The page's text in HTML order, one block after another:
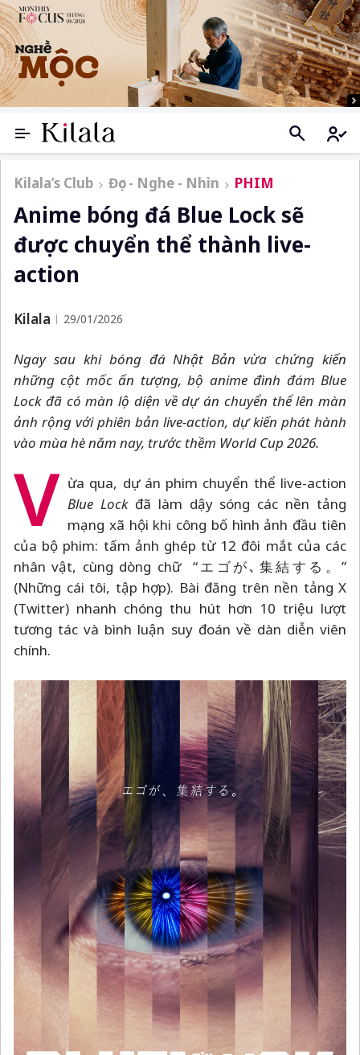
Kilala’s Club Đọc - Nghe - Nhìn PHIM
Anime bóng đá Blue Lock sẽ
được chuyển thể thành live-
action
Kilala 29/01/2026
Ngay sau khi bóng đá Nhật Bản vừa chứng kiến
những cột mốc ấn tượng, bộ anime đình đám Blue
Lock đã có màn lộ diện về dự án chuyển thể lên màn
ảnh rộng với phiên bản live-action, dự kiến phát hành
vào mùa hè năm nay, trước thềm World Cup 2026.
V ừa qua, dự án phim chuyển thể live-action
Blue Lockđã làm dậy sóng các nền tảng
mạng xã hội khi công bố hình ảnh đầu tiên
của bộ phim: tấm ảnh ghép từ 12 đôi mắt của các
nhân vật, cùng dòng chữ “エゴが､集結する。”
(Những cái tôi, tập hợp). Bài đăng trên nền tảng X
(Twitter) nhanh chóng thu hút hơn 10 triệu lượt
tương tác và bình luận suy đoán về dàn diễn viên
chính.